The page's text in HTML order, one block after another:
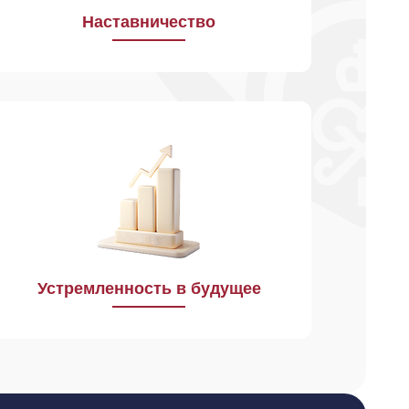
Наставничество
Устремленность в будущее
Мы стараемся идти на шаг впереди
в технологиях, в знаниях и качествах
наших работников. Мы предвидим,
что будет завтра, и готовимся
к этому сегодня. Мы каждый день
мы стараемся работать лучше, чем